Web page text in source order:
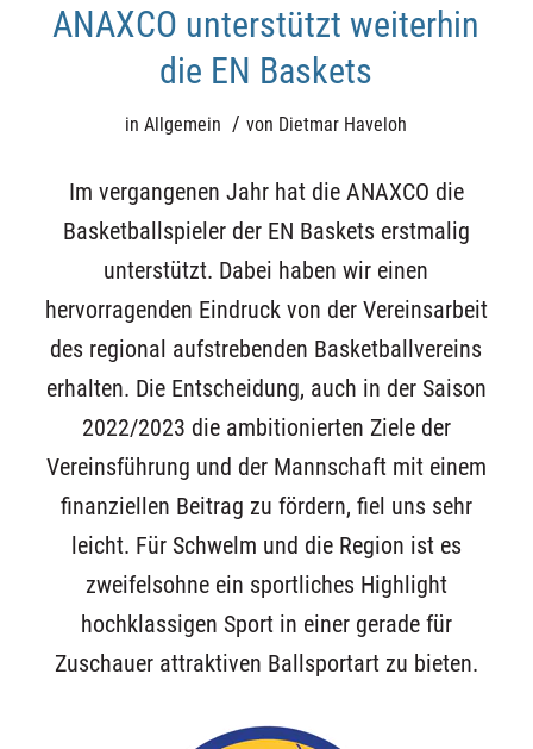
ANAXCO unterstützt weiterhin
die EN Baskets
inAllgemein / von Dietmar Haveloh
Im vergangenen Jahr hat die ANAXCO die
Basketballspieler der EN Baskets erstmalig
unterstützt. Dabei haben wir einen
hervorragenden Eindruck von der Vereinsarbeit
des regional aufstrebenden Basketballvereins
erhalten. Die Entscheidung, auch in der Saison
2022/2023 die ambitionierten Ziele der
Vereinsführung und der Mannschaft mit einem
finanziellen Beitrag zu fördern, fiel uns sehr
leicht. Für Schwelm und die Region ist es
zweifelsohne ein sportliches Highlight
hochklassigen Sport in einer gerade für
Zuschauer attraktiven Ballsportart zu bieten.